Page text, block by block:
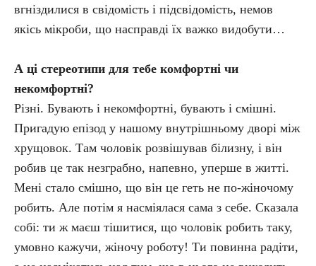
вгніздилися в свідомість і підсвідомість, немов
якісь мікроби, що насправді їх важко видобути…
А ці стереотипи для тебе комфортні чи
некомфортні?
Різні. Бувають і некомфортні, бувають і смішні.
Пригадую епізод у нашому внутрішньому дворі між
хрущовок. Там чоловік розвішував білизну, і він
робив це так незграбно, напевно, уперше в житті.
Мені стало смішно, що він це геть не по-жіночому
робить. Але потім я насміялася сама з себе. Сказала
собі: ти ж маєш тішитися, що чоловік робить таку,
умовно кажучи, жіночу роботу! Ти повинна радіти,